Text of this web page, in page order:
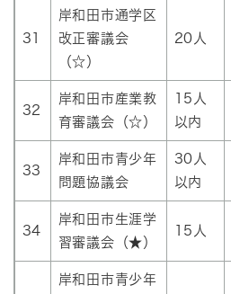
31
岸和田市通学区
改正審議会
（☆）
20人
32
岸和田市産業教
育審議会（☆）
15人
以内
33
岸和田市青少年
問題協議会
30人
以内
34
岸和田市生涯学
習審議会（★）
15人
岸和田市青少年